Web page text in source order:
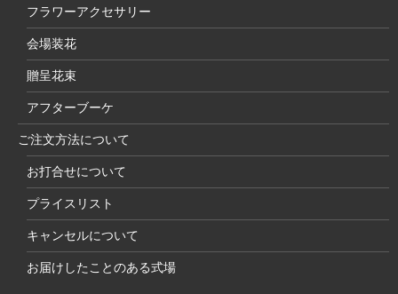
フラワーアクセサリー
会場装花
贈呈花束
アフターブーケ
ご注文方法について
お打合せについて
プライスリスト
キャンセルについて
お届けしたことのある式場